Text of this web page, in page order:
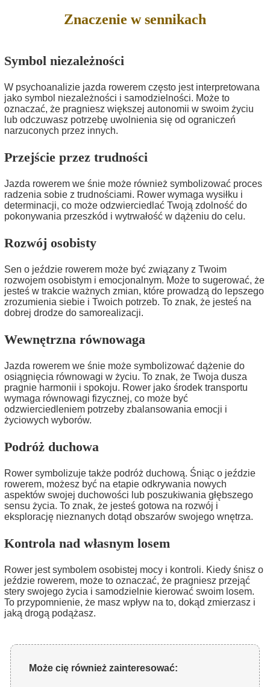
Znaczenie w sennikach
Symbol niezależności
W psychoanalizie jazda rowerem często jest interpretowana
jako symbol niezależności i samodzielności. Może to
oznaczać, że pragniesz większej autonomii w swoim życiu
lub odczuwasz potrzebę uwolnienia się od ograniczeń
narzuconych przez innych.
Przejście przez trudności
Jazda rowerem we śnie może również symbolizować proces
radzenia sobie z trudnościami. Rower wymaga wysiłku i
determinacji, co może odzwierciedlać Twoją zdolność do
pokonywania przeszkód i wytrwałość w dążeniu do celu.
Rozwój osobisty
Sen o jeździe rowerem może być związany z Twoim
rozwojem osobistym i emocjonalnym. Może to sugerować, że
jesteś w trakcie ważnych zmian, które prowadzą do lepszego
zrozumienia siebie i Twoich potrzeb. To znak, że jesteś na
dobrej drodze do samorealizacji.
Wewnętrzna równowaga
Jazda rowerem we śnie może symbolizować dążenie do
osiągnięcia równowagi w życiu. To znak, że Twoja dusza
pragnie harmonii i spokoju. Rower jako środek transportu
wymaga równowagi fizycznej, co może być
odzwierciedleniem potrzeby zbalansowania emocji i
życiowych wyborów.
Podróż duchowa
Rower symbolizuje także podróż duchową. Śniąc o jeździe
rowerem, możesz być na etapie odkrywania nowych
aspektów swojej duchowości lub poszukiwania głębszego
sensu życia. To znak, że jesteś gotowa na rozwój i
eksplorację nieznanych dotąd obszarów swojego wnętrza.
Kontrola nad własnym losem
Rower jest symbolem osobistej mocy i kontroli. Kiedy śnisz o
jeździe rowerem, może to oznaczać, że pragniesz przejąć
stery swojego życia i samodzielnie kierować swoim losem.
To przypomnienie, że masz wpływ na to, dokąd zmierzasz i
jaką drogą podążasz.
Może cię również zainteresować: